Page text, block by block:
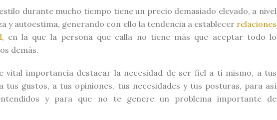
durante mucho tiempo tiene un precio demasiado elevado, a nivel
y autoestima, generando con ello la tendencia a establecerrelaciones
, en la que la persona que calla no tiene más que aceptar todo lo
demás.
vital importancia destacar la necesidad de ser fiel a ti mismo, a tus
tus gustos, a tus opiniones, tus necesidades y tus posturas, para así
y para que no te genere un problema importante de